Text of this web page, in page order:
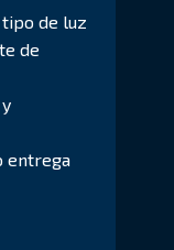
tipo de luz
de
entrega